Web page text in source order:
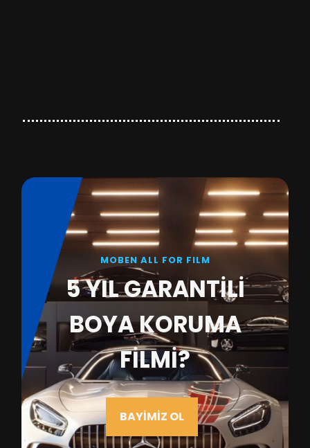
MOBEN ALL FOR FILM
5 YIL GARANTİLİ
BOYA KORUMA
FİLMİ?
BAYİMİZ OL